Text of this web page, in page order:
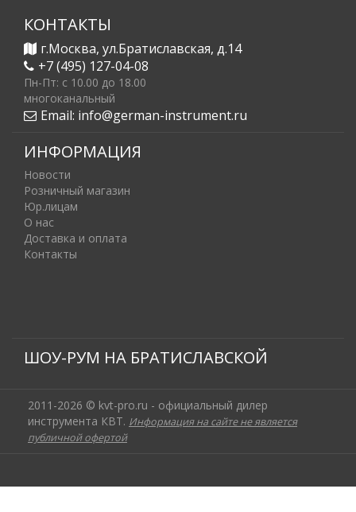
КОНТАКТЫ
г.Москва, ул.Братиславская, д.14
+7 (495) 127-04-08
Пн-Пт: c 10.00 до 18.00
многоканальный
Email: info@german-instrument.ru
ИНФОРМАЦИЯ
Новости
Розничный магазин
Юр.лицам
О нас
Доставка и оплата
Контакты
ШОУ-РУМ НА БРАТИСЛАВСКОЙ
2011-2026 © kvt-pro.ru - официальный дилер
инструмента КВТ. Информация на сайте не является
публичной офертой